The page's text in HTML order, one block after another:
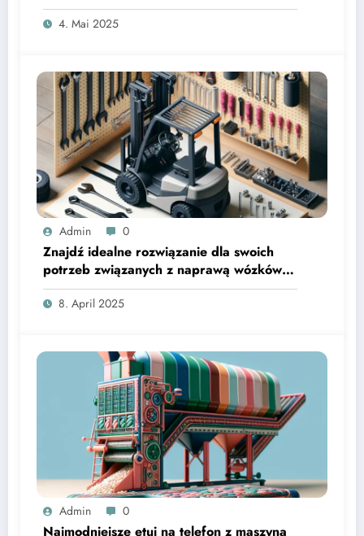
4. Mai 2025
Admin 0
Znajdź idealne rozwiązanie dla swoich
potrzeb związanych z naprawą wózków
widłowych
8. April 2025
Admin 0
Najmodniejsze etui na telefon z maszyną